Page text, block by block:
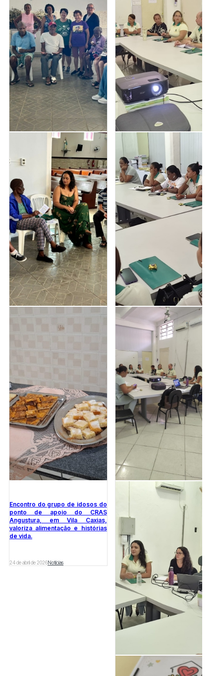
Encontro do grupo de idosos do
ponto de apoio do CRAS
Angustura, em Vila Caxias,
valoriza alimentação e histórias
de vida.
24 de abril de 2026Notícias